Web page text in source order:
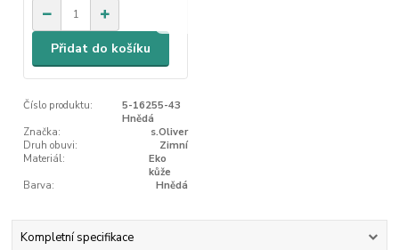
Přidat do košíku
Číslo produktu:
5-16255-43
Hnědá
Značka:
s.Oliver
Druh obuvi:
Zimní
Materiál:
Eko
kůže
Barva:
Hnědá
Kompletní specifikace